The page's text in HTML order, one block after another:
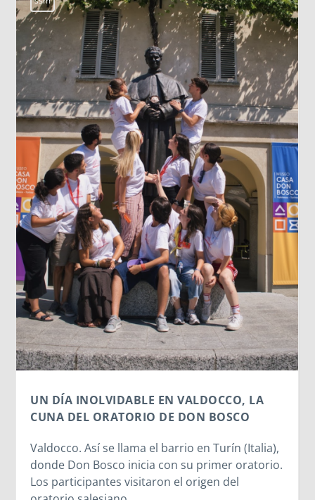
UN DÍA INOLVIDABLE EN VALDOCCO, LA
CUNA DEL ORATORIO DE DON BOSCO
Valdocco. Así se llama el barrio en Turín (Italia),
donde Don Bosco inicia con su primer oratorio.
Los participantes visitaron el origen del